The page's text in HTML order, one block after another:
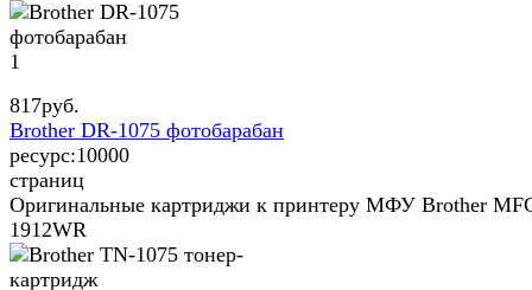
1
817руб.
Brother DR-1075 фотобарабан
ресурс:10000
страниц
Оригинальные картриджи к принтеру МФУ Brother
1912WR